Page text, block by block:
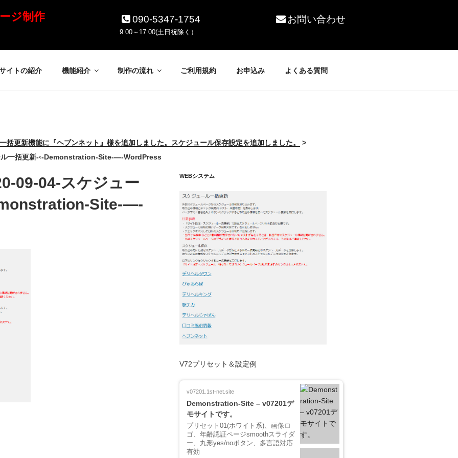
ジ制作 090-5347-1754
9:00～17:00(土日祝除く）
お問い合わせ
イトの紹介 機能紹介 制作の流れ ご利用規約 お申込み よくある質問
括更新機能に『ヘブンネット』様を追加しました。スケジュール保存設定を追加しました。
>
一括更新-‹-Demonstration-Site-—-WordPress
09-04-スケジュー
Site-—-
WEBシステム
V72プリセット＆設定例
v07201.1st-net.site
Demonstration-Site – v07201デ
モサイトです。
プリセット01(ホワイト系)、画像ロ
ゴ、年齢認証ページsmoothスライダ
ー、丸形yes/noボタン、多言語対応
有効